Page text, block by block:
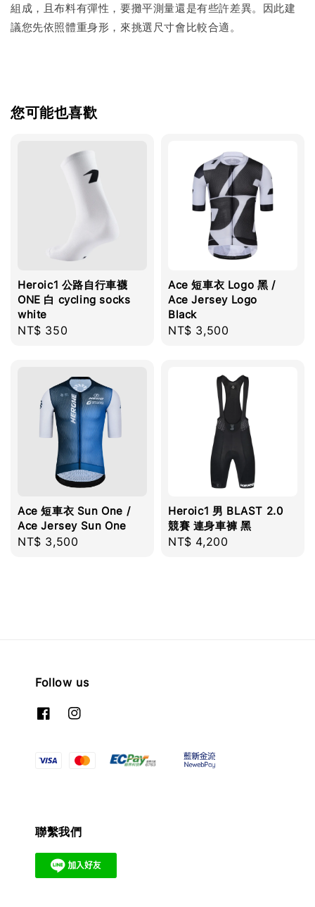
組成，且布料有彈性，要攤平測量還是有些許差異。因此建
議您先依照體重身形，來挑選尺寸會比較合適。
您可能也喜歡
Heroic1 公路自行車襪
ONE 白 cycling socks
white
Regular
NT$ 350
Ace 短車衣 Logo 黑 /
Ace Jersey Logo
Black
Regular
NT$ 3,500
Ace 短車衣 Sun One /
Ace Jersey Sun One
Regular
NT$ 3,500
Heroic1 男 BLAST 2.0
競賽 連身車褲 黑
Regular
NT$ 4,200
Follow us
聯繫我們